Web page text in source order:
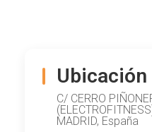
Ubicación
C/ CERRO
MADRID, España